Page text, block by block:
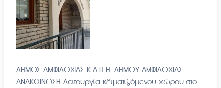
ΔΗΜΟΣ ΑΜΦΙΛΟΧΙΑΣ Κ.Α.Π.Η. ΔΗΜΟΥ ΑΜΦΙΛΟΧΙΑΣ
ΑΝΑΚΟΙΝΩΣΗ Λειτουργία κλιματιζόμενου χώρου στο